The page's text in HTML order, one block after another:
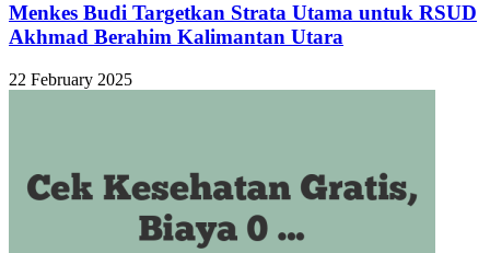
Menkes Budi Targetkan Strata Utama untuk RSUD
Akhmad Berahim Kalimantan Utara
22 February 2025